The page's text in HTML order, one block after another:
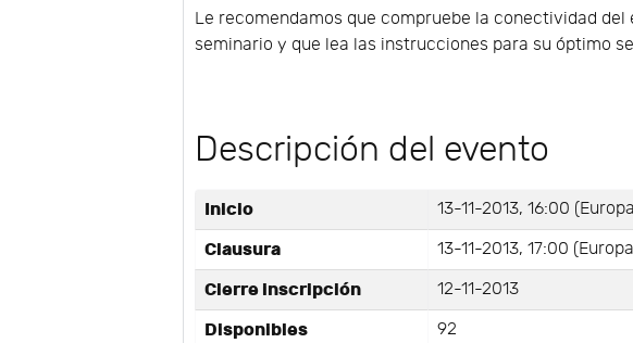
Le recomendamos que compruebe la conectividad
seminario y que lea las instrucciones para su óptimo
Descripción del evento
Inicio 13-11-2013, 16:00
Clausura 13-11-2013, 17:00
Cierre inscripción 12-11-2013
Disponibles 92